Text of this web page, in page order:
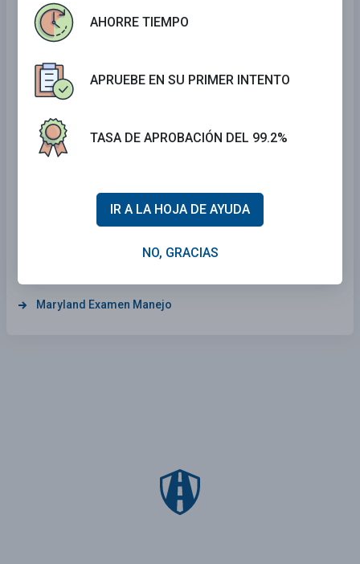
California Examen Manejo
Alabama Examen Manejo
South Dakota Examen Manejo
Iowa Examen Manejo
Rhode Island Examen Manejo
Arizona Examen Manejo
Nebraska Examen Manejo
Maryland Examen Manejo
AHORRE TIEMPO
APRUEBE EN SU PRIMER INTENTO
TASA DE APROBACIÓN DEL 99.2%
IR A LA HOJA DE AYUDA
NO, GRACIAS